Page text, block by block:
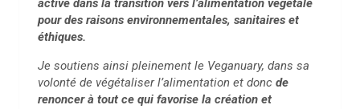
active dans la transition vers l’alimentation végétale
pour des raisons environnementales, sanitaires et
éthiques.
Je soutiens ainsi pleinement le Veganuary, dans sa
volonté de végétaliser l’alimentation et donc de
renoncer à tout ce qui favorise la création et